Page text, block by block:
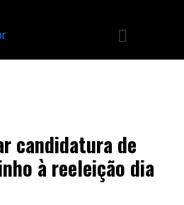
candidatura de
à reeleição dia